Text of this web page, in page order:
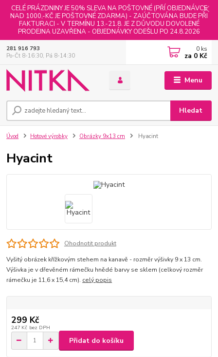
CELÉ PRÁZDNINY JE 50% SLEVA NA POŠTOVNÉ (PŘÍ OBJEDNÁVCE
NAD 1000,-KČ JE POŠTOVNÉ ZDARMA) - ZAÚČTOVÁNA BUDE PŘI
FAKTURACI - V TERMÍNU 13.-21.8. JE Z DŮVODU DOVOLENÉ
PRODEJNA UZAVŘENA - OBJEDNÁVKY ODEŠLU PO 24.8.2026
Menu
Hledat
281 916 793
Po-Čt 8-16:30, Pá 8-14:30
0 ks
za 0 Kč
Úvod Hotové výrobky Obrázky 9x13 cm Hyacint
Hyacint
Ohodnotit produkt
Vyšitý obrázek křížkovým stehem na kanavě - rozměr výšivky 9 x 13 cm.
Výšivka je v dřevěném rámečku hnědé barvy se sklem (celkový rozměr
rámečku je 11,6 x 15,4 cm). celý popis
299 Kč
247 Kč bez DPH
Přidat do košíku